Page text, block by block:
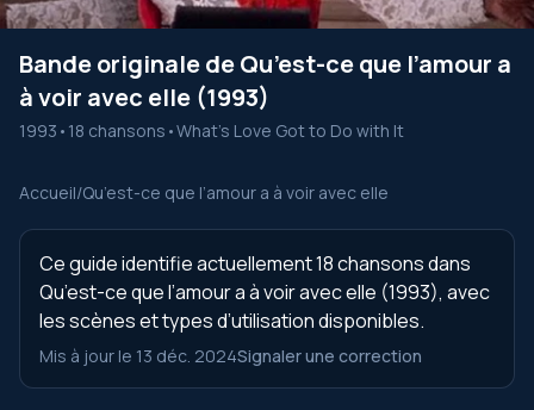
Bande originale de Qu’est-ce que l’amour a
à voir avec elle (1993)
1993 • 18 chansons •What's Love Got to Do with It
Accueil/Qu’est-ce que l’amour a à voir avec elle
Ce guide identifie actuellement 18 chansons dans
Qu’est-ce que l’amour a à voir avec elle (1993), avec
les scènes et types d’utilisation disponibles.
Mis à jour le 13 déc. 2024Signaler une correction